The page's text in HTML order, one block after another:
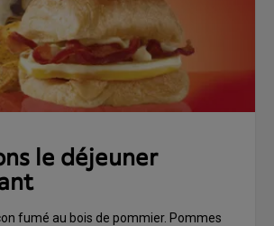
le déjeuner
fumé au bois de pommier. Pommes